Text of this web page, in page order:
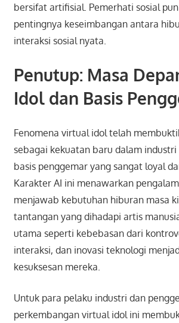
bersifat artifisial. Pemerhati sosial
pentingnya keseimbangan antara
interaksi sosial nyata.
Penutup: Masa
Idol dan Basis
Fenomena virtual idol telah
sebagai kekuatan baru dalam
basis penggemar yang sangat loyal
Karakter AI ini menawarkan
menjawab kebutuhan hiburan masa
tantangan yang dihadapi artis
utama seperti kebebasan dari
interaksi, dan inovasi teknologi
kesuksesan mereka.
Untuk para pelaku industri dan
perkembangan virtual idol ini